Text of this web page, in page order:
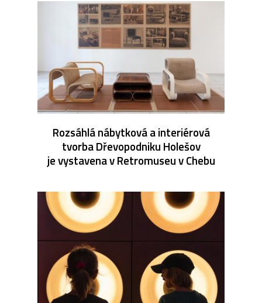
Rozsáhlá nábytková a interiérová
tvorba Dřevopodniku Holešov
je vystavena v Retromuseu v Chebu